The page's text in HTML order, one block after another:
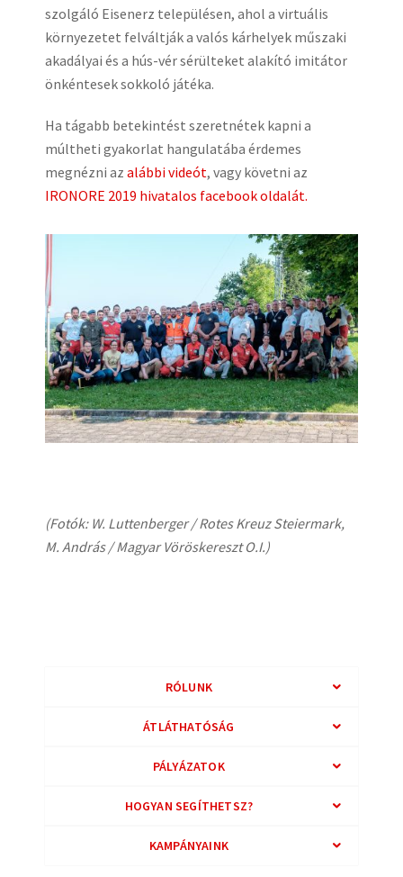
szolgáló Eisenerz településen, ahol a virtuális
környezetet felváltják a valós kárhelyek műszaki
akadályai és a hús-vér sérülteket alakító imitátor
önkéntesek sokkoló játéka.
Ha tágabb betekintést szeretnétek kapni a
múltheti gyakorlat hangulatába érdemes
megnézni az alábbi videót, vagy követni az
IRONORE 2019 hivatalos facebook oldalát.
(Fotók: W. Luttenberger / Rotes Kreuz Steiermark,
M. András / Magyar Vöröskereszt O.I.)
RÓLUNK
ÁTLÁTHATÓSÁG
PÁLYÁZATOK
HOGYAN SEGÍTHETSZ?
KAMPÁNYAINK